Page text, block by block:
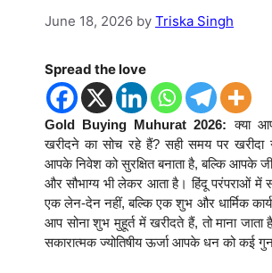
June 18, 2026 by Triska Singh
Spread the love
Gold Buying Muhurat 2026: क्या
खरीदने का सोच रहे हैं? सही समय पर खरीदा
आपके निवेश को सुरक्षित बनाता है, बल्कि आपके
और सौभाग्य भी लेकर आता है। हिंदू परंपराओं में
एक लेन-देन नहीं, बल्कि एक शुभ और धार्मिक
आप सोना शुभ मुहूर्त में खरीदते हैं, तो माना
सकारात्मक ज्योतिषीय ऊर्जा आपके धन को कई